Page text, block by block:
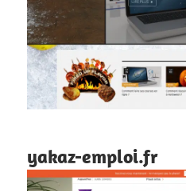
yakaz-emploi.fr